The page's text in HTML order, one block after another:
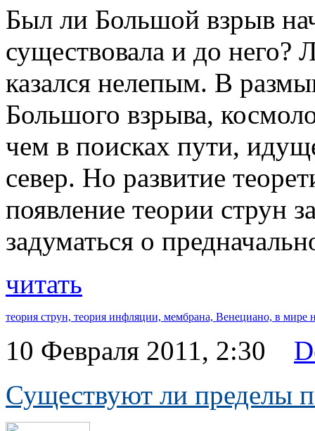
Был ли Большой взрыв
существовала и до него?
казался нелепым. В
Большого взрыва,
чем в поисках пути,
север. Но развитие
появление теории струн
задуматься о
читать
теория струн, теория инфляции, мембрана, Венециано, в мире
10 Февраля 2011, 2:30
Существуют ли пределы